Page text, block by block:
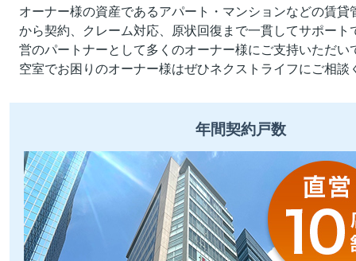
オーナー様の資産であるアパート・マンションなどの賃貸
から契約、クレーム対応、原状回復まで一貫してサポート
営のパートナーとして多くのオーナー様にご支持いただい
空室でお困りのオーナー様はぜひネクストライフにご相談
年間契約戸数